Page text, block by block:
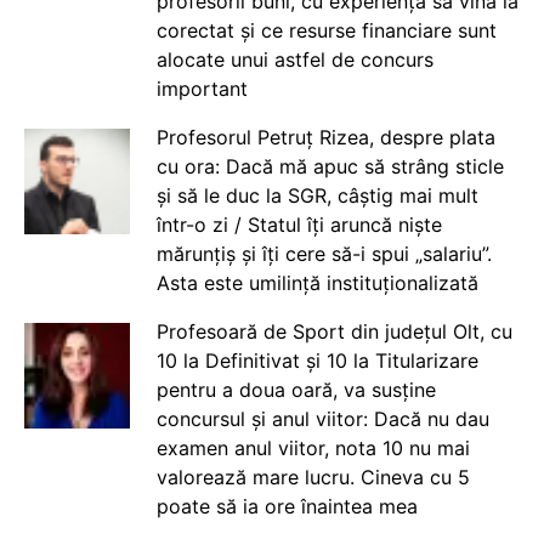
corectat și ce resurse financiare sunt
alocate unui astfel de concurs
important
Profesorul Petruț Rizea, despre plata
cu ora: Dacă mă apuc să strâng sticle
și să le duc la SGR, câștig mai mult
într-o zi / Statul îți aruncă niște
mărunțiș și îți cere să-i spui „salariu”.
Asta este umilință instituționalizată
Profesoară de Sport din județul Olt, cu
10 la Definitivat și 10 la Titularizare
pentru a doua oară, va susține
concursul și anul viitor: Dacă nu dau
examen anul viitor, nota 10 nu mai
valorează mare lucru. Cineva cu 5
poate să ia ore înaintea mea